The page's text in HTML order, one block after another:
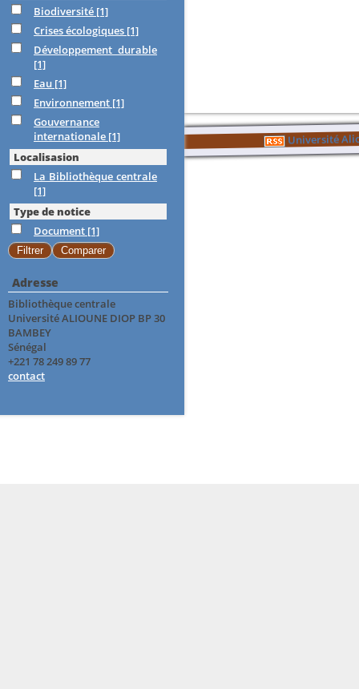
Université
Biodiversité [1]
Crises écologiques [1]
Développement durable
[1]
Eau [1]
Environnement [1]
Gouvernance
internationale [1]
Localisasion
La Bibliothèque centrale
[1]
Type de notice
Document [1]
Adresse
Bibliothèque centrale
Université ALIOUNE DIOP BP 30
BAMBEY
Sénégal
+221 78 249 89 77
contact